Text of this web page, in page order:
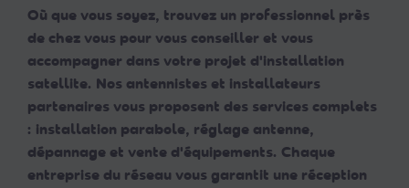
Où que vous soyez, trouvez un professionnel près
de chez vous pour vous conseiller et vous
accompagner dans votre projet d'installation
satellite. Nos antennistes et installateurs
partenaires vous proposent des services complets
: installation parabole, réglage antenne,
dépannage et vente d'équipements. Chaque
entreprise du réseau vous garantit une réception